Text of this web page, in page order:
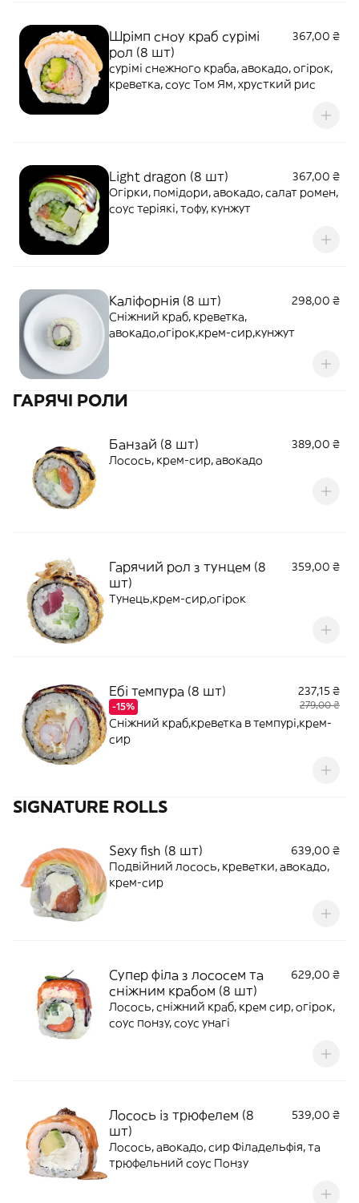
Шрімп сноу краб сурімі
рол (8 шт)
367,00 ₴
сурімі снежного краба, авокадо, огірок,
креветка, соус Том Ям, хрусткий рис
Light dragon (8 шт)
367,00 ₴
Огірки, помідори, авокадо, салат ромен,
соус теріякі, тофу, кунжут
Каліфорнія (8 шт)
298,00 ₴
Сніжний краб, креветка,
авокадо,огірок,крем-сир,кунжут
ГАРЯЧІ РОЛИ
Банзай (8 шт)
389,00 ₴
Лосось, крем-сир, авокадо
Гарячий рол з тунцем (8
шт)
359,00 ₴
Тунець,крем-сир,огірок
Ебі темпура (8 шт)
-15%
237,15 ₴
279,00 ₴
Сніжний краб,креветка в темпурі,крем-
сир
SIGNATURE ROLLS
Sexy fish (8 шт)
639,00 ₴
Подвійний лосось, креветки, авокадо,
крем-сир
Супер філа з лососем та
сніжним крабом (8 шт)
629,00 ₴
Лосось, сніжний краб, крем сир, огірок,
соус понзу, соус унагі
Лосось із трюфелем (8
шт)
539,00 ₴
Лосось, авокадо, сир Філадельфія, та
трюфельний соус Понзу